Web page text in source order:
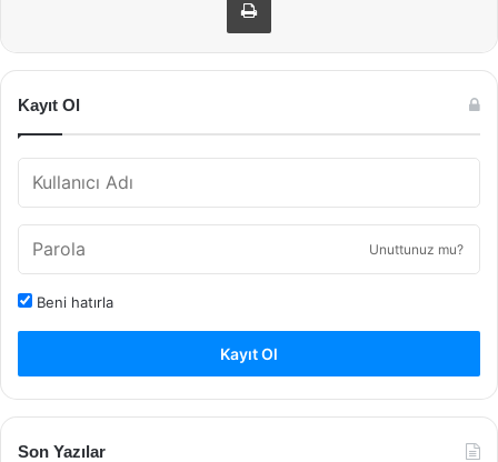
Kayıt Ol
Unuttunuz mu?
Beni hatırla
Kayıt Ol
Son Yazılar